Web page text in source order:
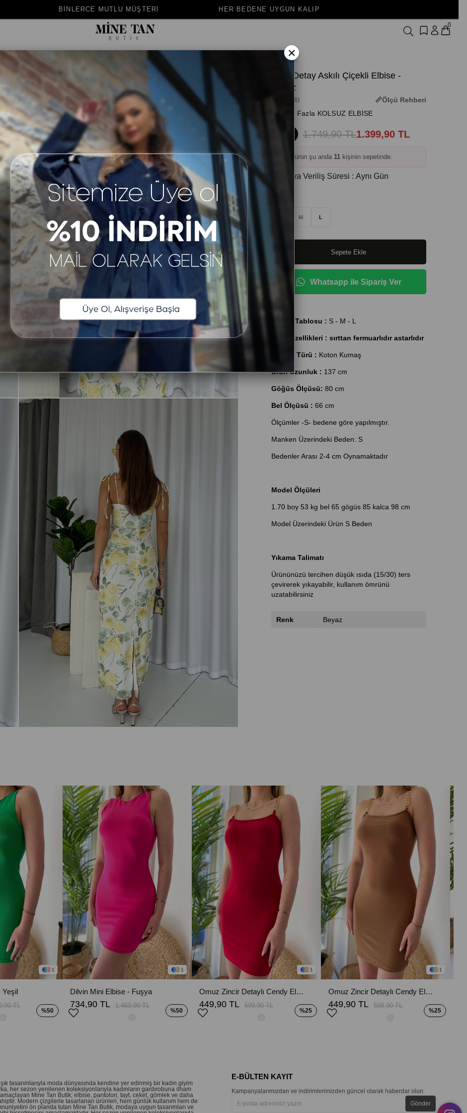
MUTLU MÜŞTERİ HER BEDENE UYGUN KALIP
0
Fırfır Detay Askılı Çiçekli Elbise -
Beyaz
(3M-3776)
Ölçü Rehberi
+ Daha Fazla KOLSUZ ELBİSE
1.749,90 TL1.399,90 TL
Bu ürün şu anda 11kişinin sepetinde.
Kargoya Veriliş Süresi : Aynı Gün
M L
Whatsapp ile Sipariş Ver
Beden Tablosu : S - M - L
Ürün Özellikleri : sırttan fermuarlıdır astarlıdır
Kumaş Türü : Koton Kumaş
Ürün Uzunluk : 137 cm
Göğüs Ölçüsü: 80 cm
Bel Ölçüsü : 66 cm
Ölçümler -S- bedene göre yapılmıştır.
Manken Üzerindeki Beden: S
Bedenler Arası 2-4 cm Oynamaktadır
Model Ölçüleri
1.70 boy 53 kg bel 65 gögüs 85 kalca 98 cm
Model Üzerindeki Ürün S Beden
Yıkama Talimatı
Ürününüzü tercihen düşük ısıda (15/30) ters
çevirerek yıkayabilir, kullanım ömrünü
uzatabilirsiniz
Renk Beyaz
1
Yeşil
TL
%50
1
Dilvin Mini Elbise - Fuşya
734,90 TL 1.469,90 TL
%50
1
Omuz Zincir Detaylı Cendy Elbise - Kırmızı
449,90 TL 599,90 TL
%25
1
Omuz Zincir Detaylı Cendy Elbise - Kahverengi
449,90 TL 599,90 TL
%25
tasarımlarıyla moda dünyasında kendine yer edinmiş bir kadın giyim
her sezon yenilenen koleksiyonlarıyla kadınların gardırobuna ilham
Mine Tan Butik; elbise, pantolon, tayt, ceket, gömlek ve daha
Modern çizgilerle tasarlanan ürünleri, hem günlük kullanım hem de
ön planda tutan Mine Tan Butik, modaya uygun tasarımları ve
E-BÜLTEN KAYIT
Kampanyalarımızdan ve indirimlerimizden güncel olarak haberdar olun.
Gönder
×